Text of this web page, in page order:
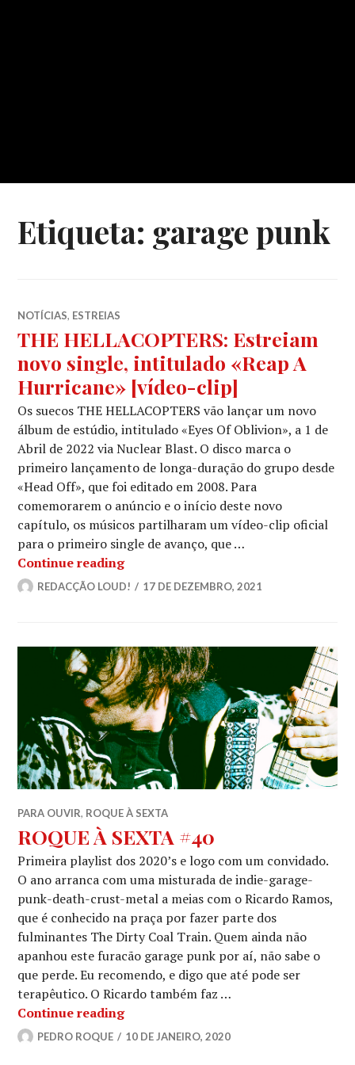
Etiqueta: garage punk
NOTÍCIAS, ESTREIAS
THE HELLACOPTERS: Estreiam
novo single, intitulado «Reap A
Hurricane» [vídeo-clip]
Os suecos THE HELLACOPTERS vão lançar um novo
álbum de estúdio, intitulado «Eyes Of Oblivion», a 1 de
Abril de 2022 via Nuclear Blast. O disco marca o
primeiro lançamento de longa-duração do grupo desde
«Head Off», que foi editado em 2008. Para
comemorarem o anúncio e o início deste novo
capítulo, os músicos partilharam um vídeo-clip oficial
para o primeiro single de avanço, que …
Continue readingTHE HELLACOPTERS: Estreiam
REDACÇÃO LOUD! 17 DE DEZEMBRO, 2021
PARA OUVIR, ROQUE À SEXTA
ROQUE À SEXTA #40
Primeira playlist dos 2020’s e logo com um convidado.
O ano arranca com uma misturada de indie-garage-
punk-death-crust-metal a meias com o Ricardo Ramos,
que é conhecido na praça por fazer parte dos
fulminantes The Dirty Coal Train. Quem ainda não
apanhou este furacão garage punk por aí, não sabe o
que perde. Eu recomendo, e digo que até pode ser
terapêutico. O Ricardo também faz …
Continue readingROQUE À SEXTA #40
PEDRO ROQUE 10 DE JANEIRO, 2020